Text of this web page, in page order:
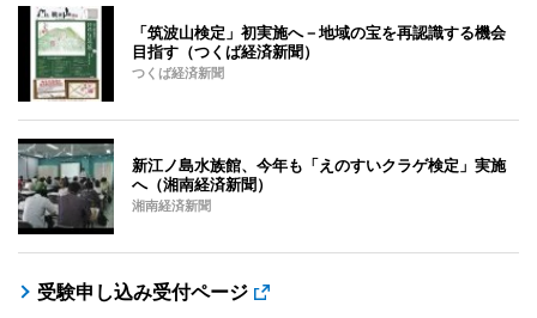
「筑波山検定」初実施へ－地域の宝を再認識する機会
目指す（つくば経済新聞）
つくば経済新聞
新江ノ島水族館、今年も「えのすいクラゲ検定」実施
へ（湘南経済新聞）
湘南経済新聞
受験申し込み受付ページ